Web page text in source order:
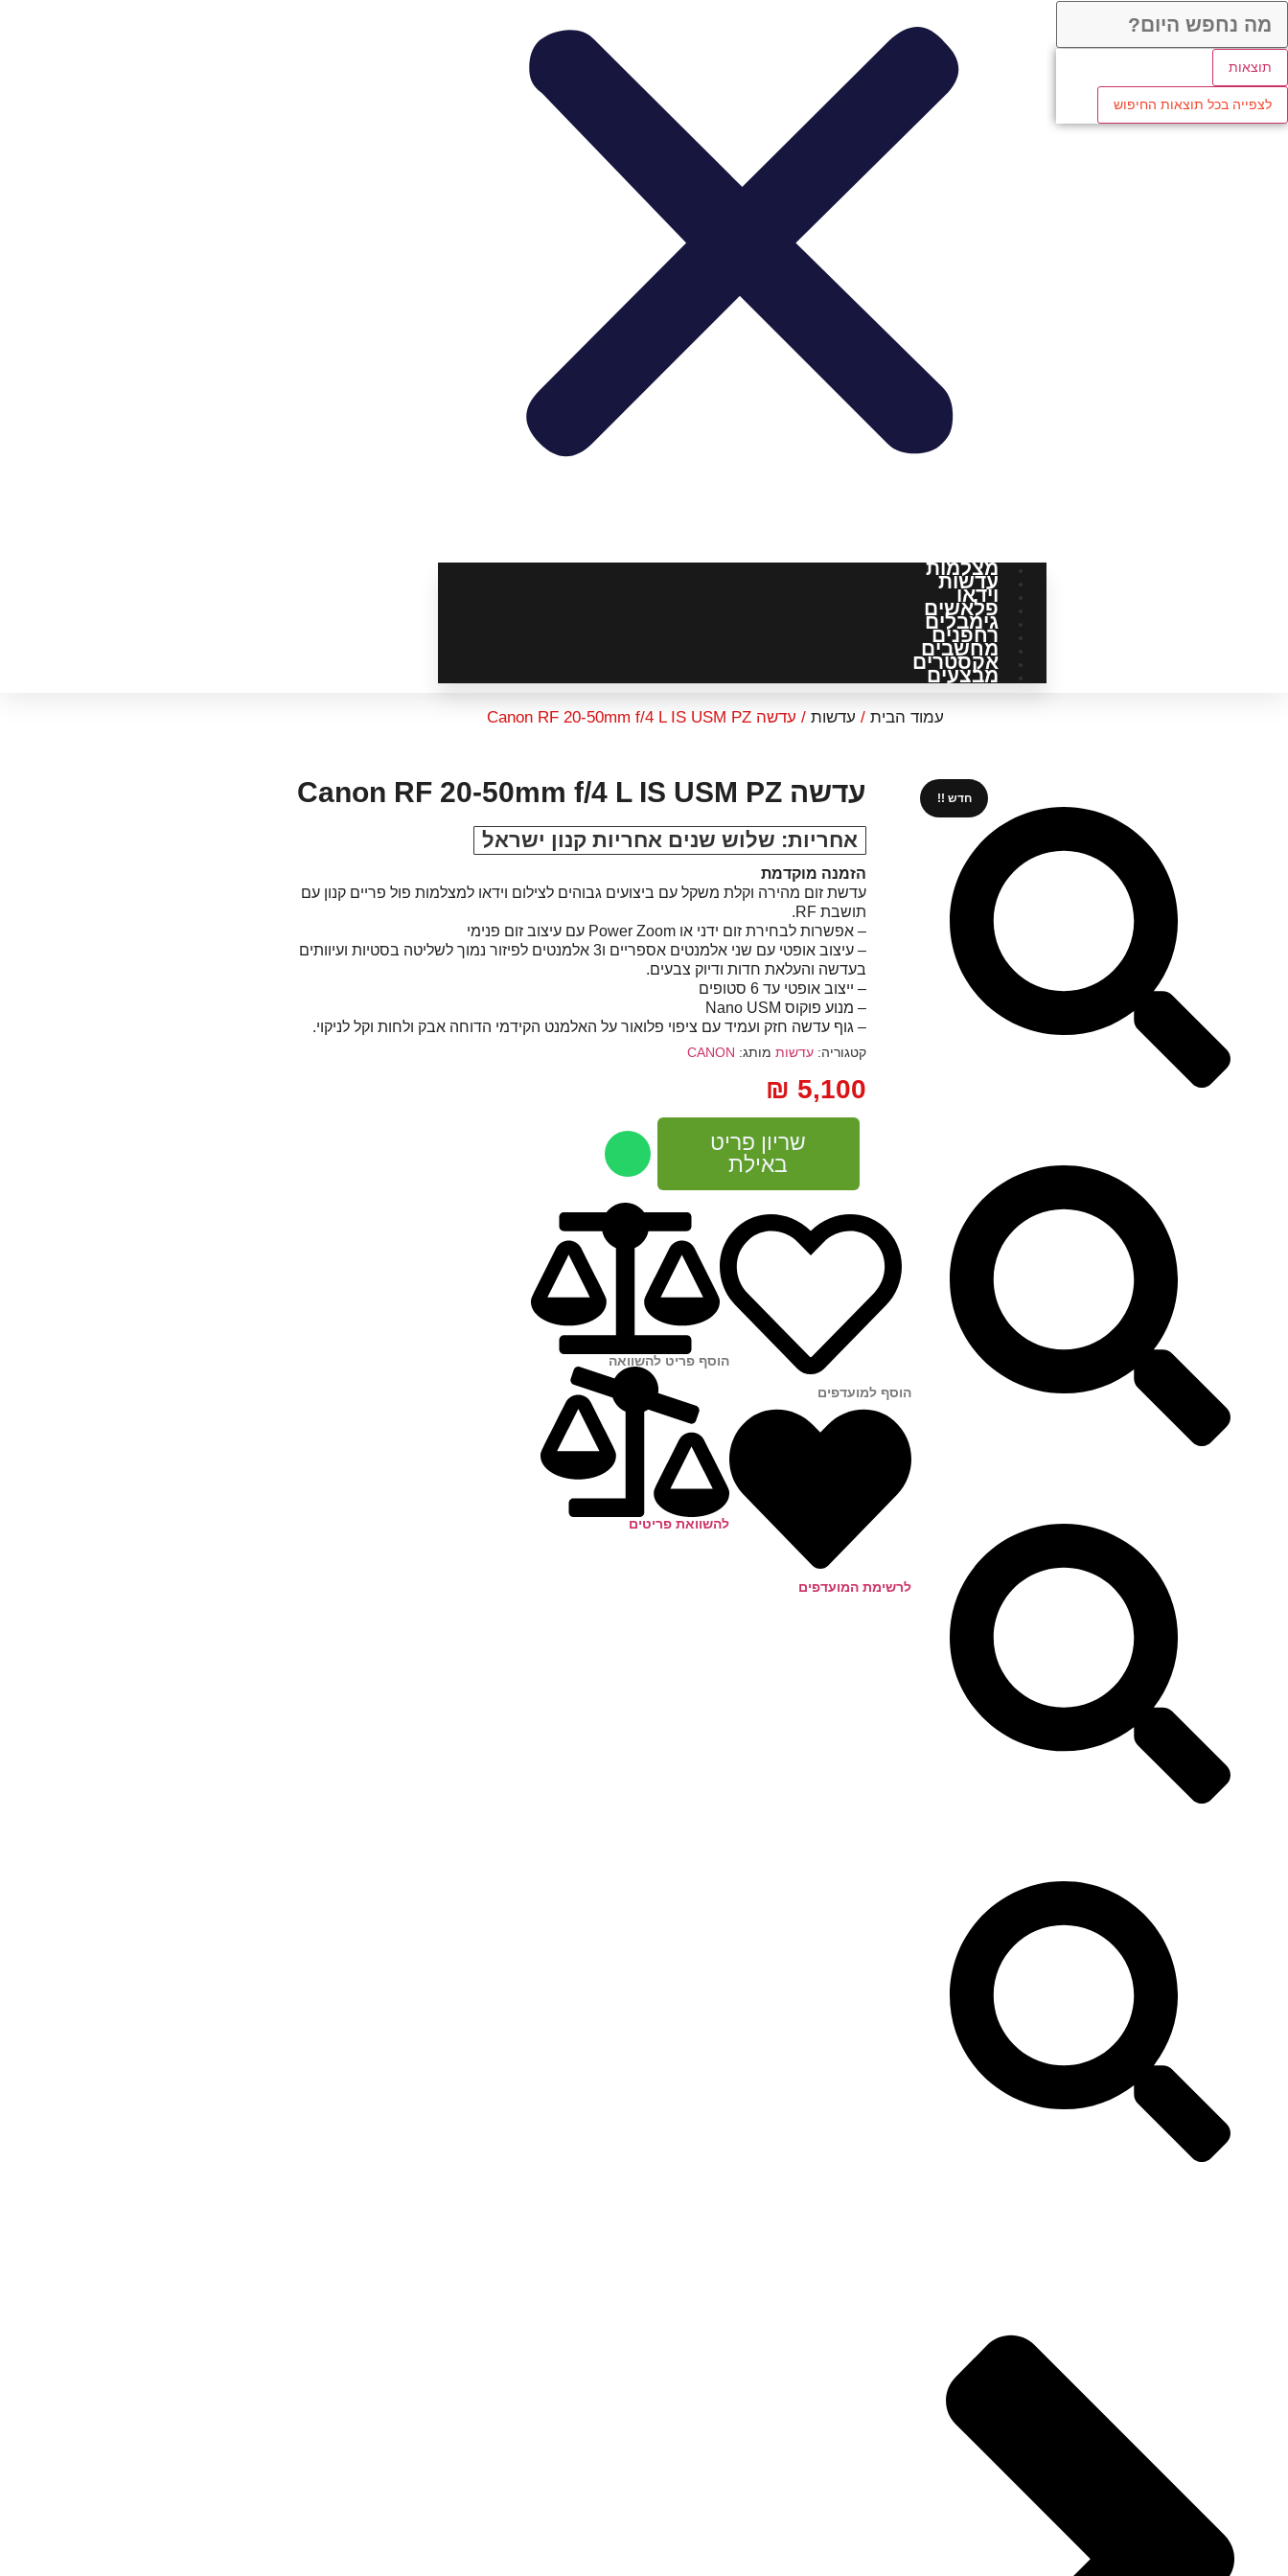
תוצאות
לצפייה בכל תוצאות החיפוש
מצלמות
עדשות
וידאו
פלאשים
גימבלים
רחפנים
מחשבים
אקסטרים
מבצעים
עמוד הבית / עדשות / עדשה Canon RF 20-50mm f/4 L IS USM PZ
חדש !! עדשה Canon RF 20-50mm f/4 L IS USM PZ
אחריות: שלוש שנים אחריות קנון ישראל
הזמנה מוקדמת
עדשת זום מהירה וקלת משקל עם ביצועים גבוהים לצילום וידאו למצלמות פול פריים קנון עם
תושבת RF.
– אפשרות לבחירת זום ידני או Power Zoom עם עיצוב זום פנימי
– עיצוב אופטי עם שני אלמנטים אספריים ו3 אלמנטים לפיזור נמוך לשליטה בסטיות ועיוותים
בעדשה והעלאת חדות ודיוק צבעים.
– ייצוב אופטי עד 6 סטופים
– מנוע פוקוס Nano USM
– גוף עדשה חזק ועמיד עם ציפוי פלואור על האלמנט הקידמי הדוחה אבק ולחות וקל לניקוי.
קטגוריה: עדשות מותג: CANON
₪ 5,100
שריון פריט
באילת
הוסף למועדפים
לרשימת המועדפים
הוסף פריט להשוואה
להשוואת פריטים